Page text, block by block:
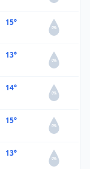
15°
0%
13°
0%
14°
0%
15°
0%
13°
0%